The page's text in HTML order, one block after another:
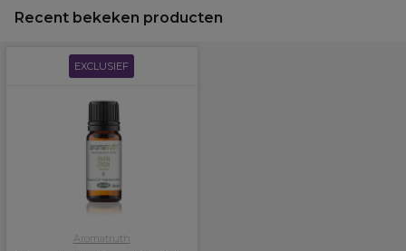
Recent bekeken producten
EXCLUSIEF
Aromatruth